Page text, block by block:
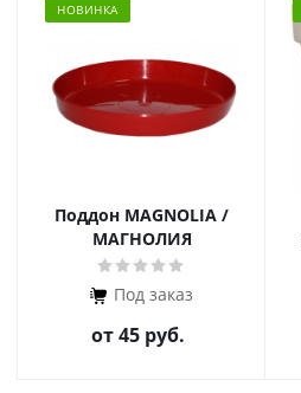
НОВИНКА
Поддон MAGNOLIА /
МАГНОЛИЯ
Под заказ
от45 руб.